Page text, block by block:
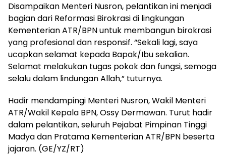
Disampaikan Menteri Nusron, pelantikan ini menjadi
bagian dari Reformasi Birokrasi di lingkungan
Kementerian ATR/BPN untuk membangun birokrasi
yang profesional dan responsif. “Sekali lagi, saya
ucapkan selamat kepada Bapak/Ibu sekalian.
Selamat melakukan tugas pokok dan fungsi, semoga
selalu dalam lindungan Allah,” tuturnya.
Hadir mendampingi Menteri Nusron, Wakil Menteri
ATR/Wakil Kepala BPN, Ossy Dermawan. Turut hadir
dalam pelantikan, seluruh Pejabat Pimpinan Tinggi
Madya dan Pratama Kementerian ATR/BPN beserta
jajaran. (GE/YZ/RT)